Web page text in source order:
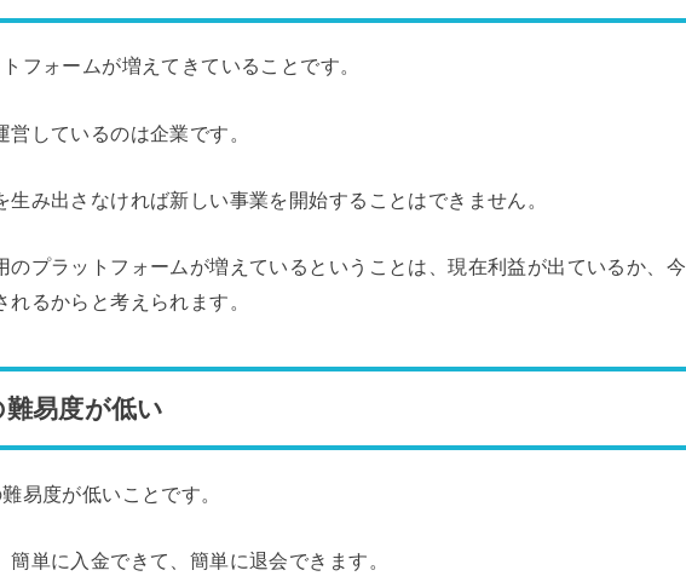
フォームが増えてきていることです。
しているのは企業です。
生み出さなければ新しい事業を開始することはできません。
のプラットフォームが増えているということは、現在利益が出ているか、今
るからと考えられます。
易度が低い
易度が低いことです。
簡単に入金できて、簡単に退会できます。